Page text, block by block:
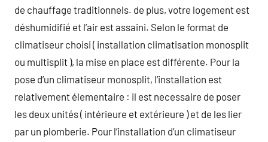
de chauffage traditionnels. de plus, votre logement est
déshumidifié et l’air est assaini. Selon le format de
climatiseur choisi ( installation climatisation monosplit
ou multisplit ), la mise en place est différente. Pour la
pose d’un climatiseur monosplit, l’installation est
relativement élementaire : il est necessaire de poser
les deux unités ( intérieure et extérieure ) et de les lier
par un plomberie. Pour l’installation d’un climatiseur